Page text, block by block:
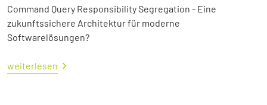
Command Query Responsibility Segregation - Eine
zukunftssichere Architektur für moderne
Softwarelösungen?
weiterlesen